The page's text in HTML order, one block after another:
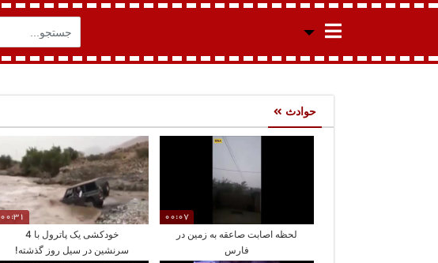
حوادث
00:07
لحظه اصابت صاعقه به زمین در
فارس
00:31
خودکشی یک پاترول با 4
سرنشین در سیل روز گذشته!